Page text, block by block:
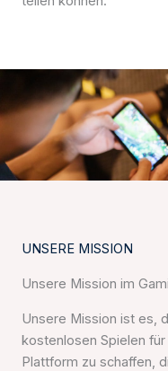
UNSERE MISSION
Unsere Mission im
Unsere Mission ist es,
kostenlosen Spielen
Plattform zu schaffen,